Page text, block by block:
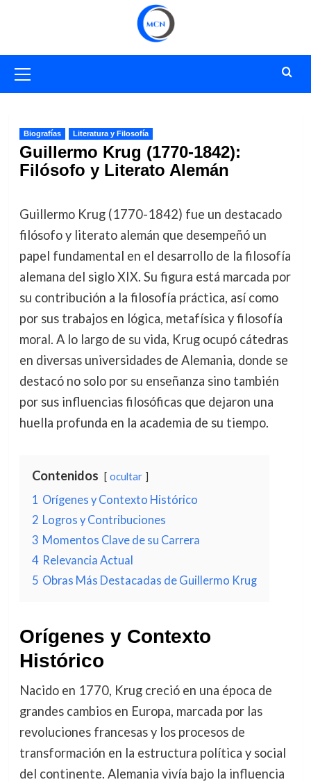
primario
Biografías Literatura y Filosofía
Guillermo Krug (1770-1842):
Filósofo y Literato Alemán
Guillermo Krug (1770-1842) fue un destacado
filósofo y literato alemán que desempeñó un
papel fundamental en el desarrollo de la filosofía
alemana del siglo XIX. Su figura está marcada por
su contribución a la filosofía práctica, así como
por sus trabajos en lógica, metafísica y filosofía
moral. A lo largo de su vida, Krug ocupó cátedras
en diversas universidades de Alemania, donde se
destacó no solo por su enseñanza sino también
por sus influencias filosóficas que dejaron una
huella profunda en la academia de su tiempo.
Contenidos ocultar
1 Orígenes y Contexto Histórico
2 Logros y Contribuciones
3 Momentos Clave de su Carrera
4 Relevancia Actual
5 Obras Más Destacadas de Guillermo Krug
Orígenes y Contexto
Histórico
Nacido en 1770, Krug creció en una época de
grandes cambios en Europa, marcada por las
revoluciones francesas y los procesos de
transformación en la estructura política y social
del continente. Alemania vivía bajo la influencia